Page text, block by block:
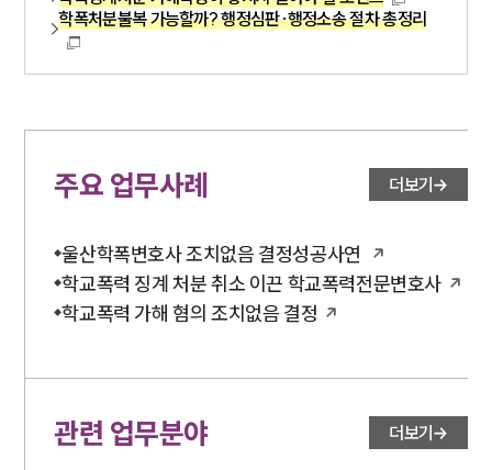
학폭처분불복 가능할까? 행정심판·행정소송 절차 총정리
주요 업무사례 더보기
울산학폭변호사 조치없음 결정성공사연
학교폭력 징계 처분 취소 이끈 학교폭력전문변호사
학교폭력 가해 혐의 조치없음 결정
관련 업무분야 더보기